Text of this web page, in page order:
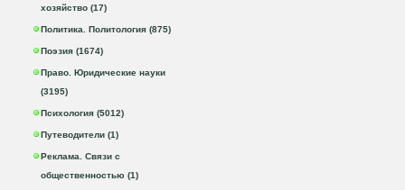
хозяйство (17)
Политика. Политология (875)
Поэзия (1674)
Право. Юридические науки
(3195)
Психология (5012)
Путеводители (1)
Реклама. Связи с
общественностью (1)